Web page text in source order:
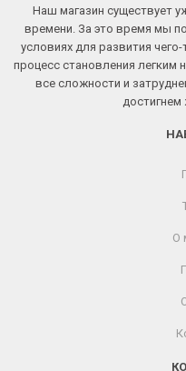
Наш магазин существует
времени. За это время мы
условиях для развития
процесс становления легким
все сложности и
О